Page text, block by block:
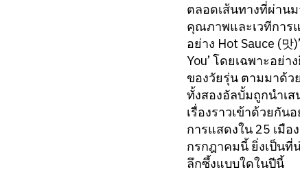
ตลอดเส้นทางที่ผ่าน
คุณภาพและเวทีการ
อย่าง Hot Sauce (맛
You’ โดยเฉพาะอย่
ของวัยรุ่น ตามมาด้ว
ทั้งสองอัลบั้มถูกนำเส
เรื่องราวเข้าด้วยกั
การแสดงใน 25 เมือ
กรกฎาคมนี้ ยิ่งเป็นที่
ลึกซึ้งแบบใดในปีนี้